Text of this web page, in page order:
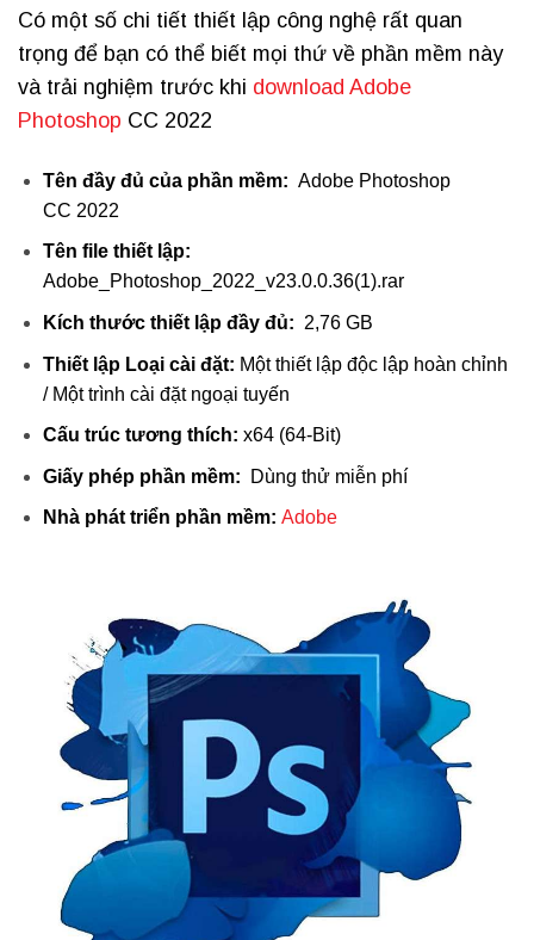
Có một số chi tiết thiết lập công nghệ rất quan
trọng để bạn có thể biết mọi thứ về phần mềm này
và trải nghiệm trước khi download Adobe
Photoshop CC 2022
Tên đầy đủ của phần mềm: Adobe Photoshop
CC 2022
Tên file thiết lập:
Adobe_Photoshop_2022_v23.0.0.36(1).rar
Kích thước thiết lập đầy đủ: 2,76 GB
Thiết lập Loại cài đặt: Một thiết lập độc lập hoàn chỉnh
/ Một trình cài đặt ngoại tuyến
Cấu trúc tương thích: x64 (64-Bit)
Giấy phép phần mềm: Dùng thử miễn phí
Nhà phát triển phần mềm: Adobe